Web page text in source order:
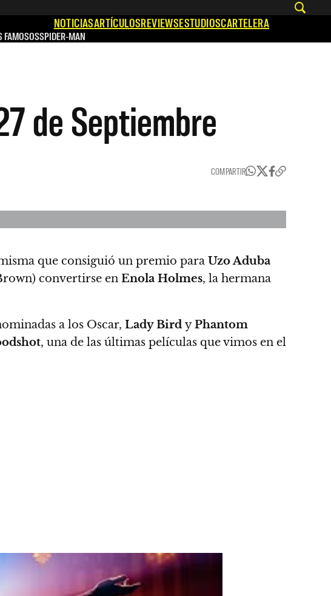
NOTICIASARTÍCULOSREVIEWSESTUDIOSCARTELERA
FAMOSOSSPIDER-MAN
de Septiembre
COMPARTIR
que consiguió un premio para Uzo Aduba
convertirse en Enola Holmes, la hermana
a los Oscar, Lady Bird yPhantom
, una de las últimas películas que vimos en el